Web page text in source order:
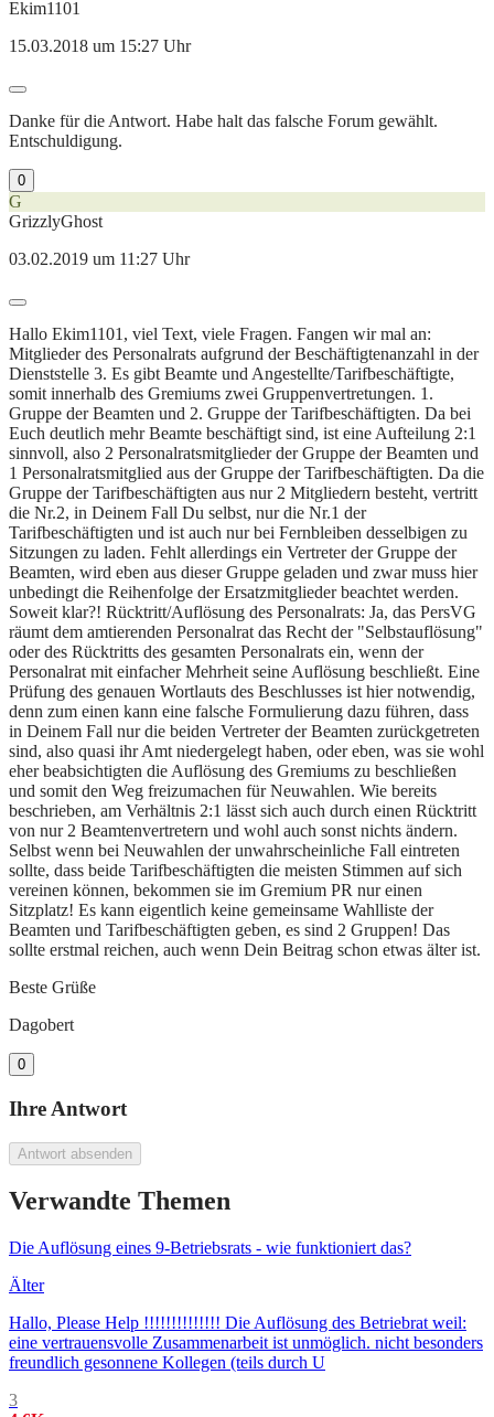
Ekim1101
15.03.2018 um 15:27 Uhr
Danke für die Antwort. Habe halt das falsche Forum gewählt.
Entschuldigung.
0
G
GrizzlyGhost
03.02.2019 um 11:27 Uhr
Hallo Ekim1101, viel Text, viele Fragen. Fangen wir mal an:
Mitglieder des Personalrats aufgrund der Beschäftigtenanzahl in der
Dienststelle 3. Es gibt Beamte und Angestellte/Tarifbeschäftigte,
somit innerhalb des Gremiums zwei Gruppenvertretungen. 1.
Gruppe der Beamten und 2. Gruppe der Tarifbeschäftigten. Da bei
Euch deutlich mehr Beamte beschäftigt sind, ist eine Aufteilung 2:1
sinnvoll, also 2 Personalratsmitglieder der Gruppe der Beamten und
1 Personalratsmitglied aus der Gruppe der Tarifbeschäftigten. Da die
Gruppe der Tarifbeschäftigten aus nur 2 Mitgliedern besteht, vertritt
die Nr.2, in Deinem Fall Du selbst, nur die Nr.1 der
Tarifbeschäftigten und ist auch nur bei Fernbleiben desselbigen zu
Sitzungen zu laden. Fehlt allerdings ein Vertreter der Gruppe der
Beamten, wird eben aus dieser Gruppe geladen und zwar muss hier
unbedingt die Reihenfolge der Ersatzmitglieder beachtet werden.
Soweit klar?! Rücktritt/Auflösung des Personalrats: Ja, das PersVG
räumt dem amtierenden Personalrat das Recht der "Selbstauflösung"
oder des Rücktritts des gesamten Personalrats ein, wenn der
Personalrat mit einfacher Mehrheit seine Auflösung beschließt. Eine
Prüfung des genauen Wortlauts des Beschlusses ist hier notwendig,
denn zum einen kann eine falsche Formulierung dazu führen, dass
in Deinem Fall nur die beiden Vertreter der Beamten zurückgetreten
sind, also quasi ihr Amt niedergelegt haben, oder eben, was sie wohl
eher beabsichtigten die Auflösung des Gremiums zu beschließen
und somit den Weg freizumachen für Neuwahlen. Wie bereits
beschrieben, am Verhältnis 2:1 lässt sich auch durch einen Rücktritt
von nur 2 Beamtenvertretern und wohl auch sonst nichts ändern.
Selbst wenn bei Neuwahlen der unwahrscheinliche Fall eintreten
sollte, dass beide Tarifbeschäftigten die meisten Stimmen auf sich
vereinen können, bekommen sie im Gremium PR nur einen
Sitzplatz! Es kann eigentlich keine gemeinsame Wahlliste der
Beamten und Tarifbeschäftigten geben, es sind 2 Gruppen! Das
sollte erstmal reichen, auch wenn Dein Beitrag schon etwas älter ist.
Beste Grüße
Dagobert
0
Ihre Antwort
Antwort absenden
Verwandte Themen
Die Auflösung eines 9-Betriebsrats - wie funktioniert das?
Älter
Hallo, Please Help !!!!!!!!!!!!!! Die Auflösung des Betriebrat weil:
eine vertrauensvolle Zusammenarbeit ist unmöglich. nicht besonders
freundlich gesonnene Kollegen (teils durch U
3